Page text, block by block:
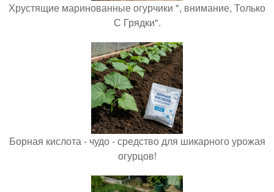
Хрустящие маринованные огурчики ", внимание, Только
С Грядки".
Борная кислота - чудо - средство для шикарного урожая
огурцов!